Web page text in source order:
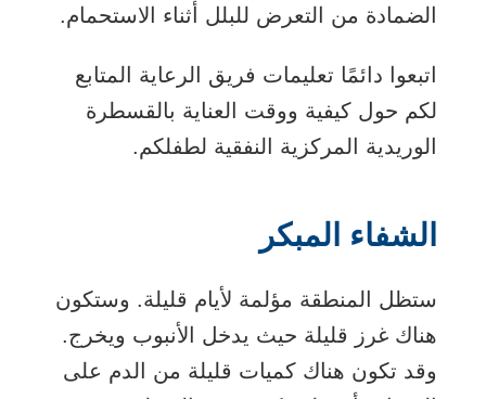
الضمادة من التعرض للبلل أثناء الاستحمام.
اتبعوا دائمًا تعليمات فريق الرعاية المتابع
لكم حول كيفية ووقت العناية بالقسطرة
الوريدية المركزية النفقية لطفلكم.
الشفاء المبكر
ستظل المنطقة مؤلمة لأيام قليلة. وستكون
هناك غرز قليلة حيث يدخل الأنبوب ويخرج.
وقد تكون هناك كميات قليلة من الدم على